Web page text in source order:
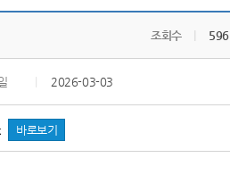
조회수 596
2026-03-03
바로보기